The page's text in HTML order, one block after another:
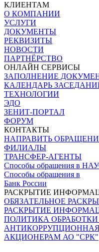
КЛИЕНТАМ
О КОМПАНИИ
УСЛУГИ
ДОКУМЕНТЫ
РЕКВИЗИТЫ
НОВОСТИ
ПАРТНЁРСТВО
ОНЛАЙН СЕРВИСЫ
ЗАПОЛНЕНИЕ
КАЛЕНДАРЬ
ТЕХНОЛОГИИ
ЭДО
ЗЕНИТ-ПОРТАЛ
ФОРУМ
КОНТАКТЫ
НАПРАВИТЬ
ФИЛИАЛЫ
ТРАНСФЕР-АГЕНТЫ
Способы обращения в
Способы обращения в
Банк России
РАСКРЫТИЕ
ОБЯЗАТЕЛЬНОЕ
РАСКРЫТИЕ
ПОЛИТИКА
АКЦИОНЕРАМ АО "СРК"